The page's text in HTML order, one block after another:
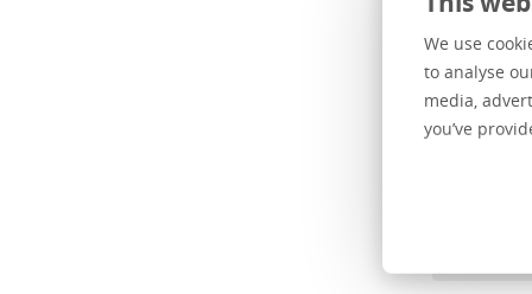
We use
to analyse
media,
you’ve
Numéro